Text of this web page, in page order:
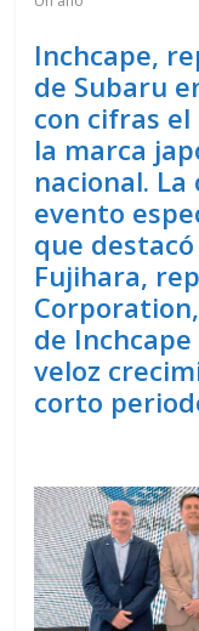
Inchcape,
de Subaru
con cifras
la marca
nacional.
evento
que
Fujihara,
de
veloz
corto